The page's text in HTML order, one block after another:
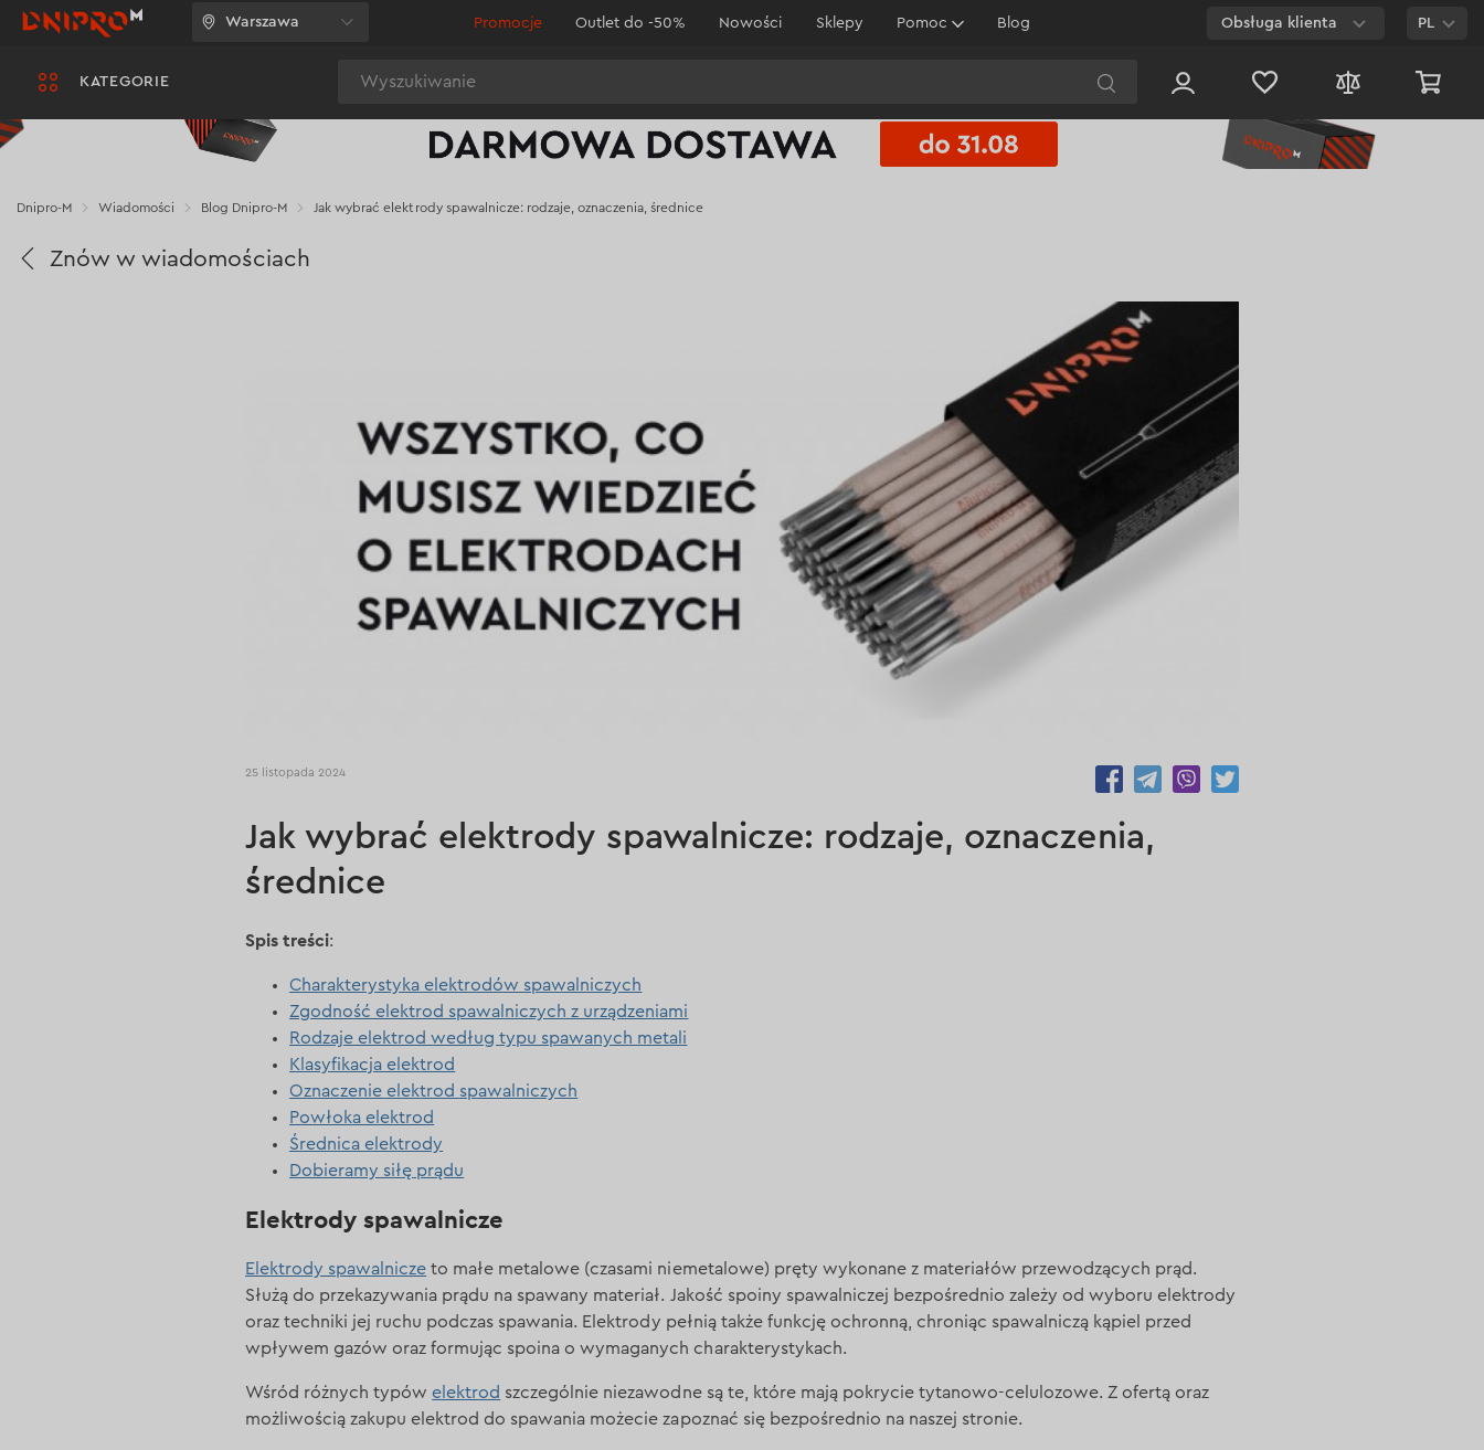
KATEGORIE
Warszawa Promocje Outlet do -50% Nowości Sklepy Pomoc Blog Obsługa klienta
Czat na
stronie
PL
Dnipro-M Wiadomości Blog Dnipro-M Jak wybrać elektrody spawalnicze: rodzaje, oznaczenia, średnice
Znów w wiadomościach
25 listopada 2024
Jak wybrać elektrody spawalnicze: rodzaje, oznaczenia,
średnice
Spis treści:
Charakterystyka elektrodów spawalniczych
Zgodność elektrod spawalniczych z urządzeniami
Rodzaje elektrod według typu spawanych metali
Klasyfikacja elektrod
Oznaczenie elektrod spawalniczych
Powłoka elektrod
Średnica elektrody
Dobieramy siłę prądu
Elektrody spawalnicze
Elektrody spawalnicze to małe metalowe (czasami niemetalowe) pręty wykonane z materiałów przewodzących prąd.
Służą do przekazywania prądu na spawany materiał. Jakość spoiny spawalniczej bezpośrednio zależy od wyboru elektrody
oraz techniki jej ruchu podczas spawania. Elektrody pełnią także funkcję ochronną, chroniąc spawalniczą kąpiel przed
wpływem gazów oraz formując spoina o wymaganych charakterystykach.
Wśród różnych typów elektrod szczególnie niezawodne są te, które mają pokrycie tytanowo-celulozowe. Z ofertą oraz
możliwością zakupu elektrod do spawania możecie zapoznać się bezpośrednio na naszej stronie.